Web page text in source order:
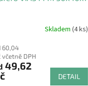
Skladem (4 ks)
60,04
včetně DPH
49,62
DETAIL